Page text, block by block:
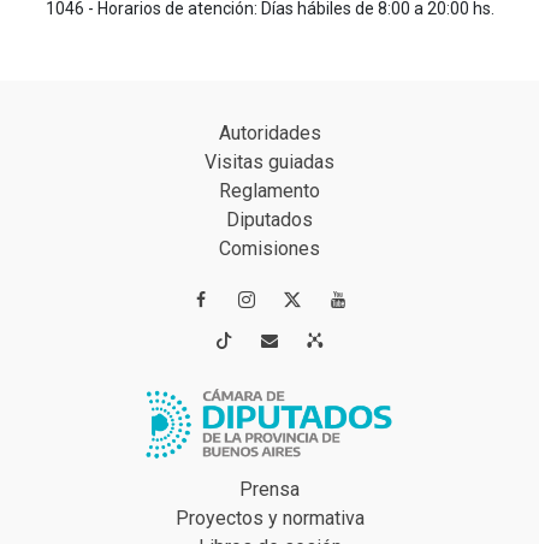
1046 - Horarios de atención: Días hábiles de 8:00 a 20:00 hs.
Autoridades
Visitas guiadas
Reglamento
Diputados
Comisiones
 
 
Prensa
Proyectos y normativa